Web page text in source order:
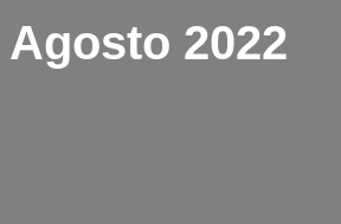
Agosto 2022